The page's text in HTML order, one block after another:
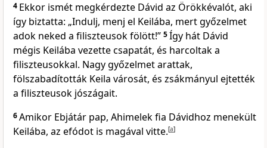
4 Ekkor ismét megkérdezte Dávid az Örökkévalót, aki
így biztatta: „Indulj, menj el Keilába, mert győzelmet
adok neked a filiszteusok fölött!” 5Így hát Dávid
mégis Keilába vezette csapatát, és harcoltak a
filiszteusokkal. Nagy győzelmet arattak,
fölszabadították Keila városát, és zsákmányul ejtették
a filiszteusok jószágait.
6Amikor Ebjátár pap, Ahimelek fia Dávidhoz menekült
Keilába, az efódot is magával vitte.[a]